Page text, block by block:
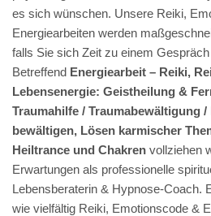
es sich wünschen. Unsere Reiki,
Energiearbeiten werden
falls Sie sich Zeit zu einem
Betreffend Energiearbeit – Reiki,
Lebensenergie: Geistheilung &
Traumahilfe / Traumabewältigung
bewältigen, Lösen karmischer
Heiltrance und Chakren vollziehen
Erwartungen als professionelle
Lebensberaterin & Hypnose-Coach.
wie vielfältig Reiki, Emotionscode &